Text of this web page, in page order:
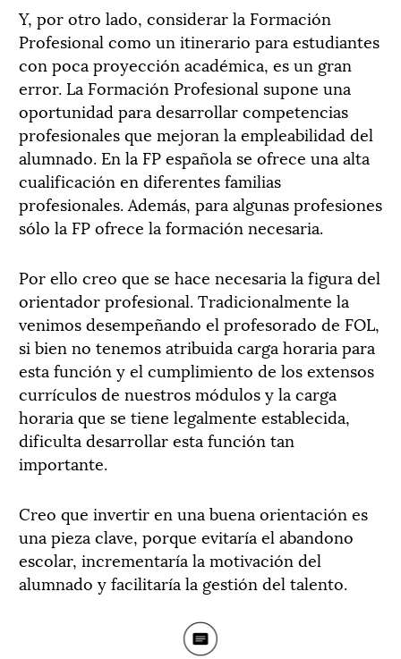
Y, por otro lado, considerar la Formación
Profesional como un itinerario para estudiantes
con poca proyección académica, es un gran
error. La Formación Profesional supone una
oportunidad para desarrollar competencias
profesionales que mejoran la empleabilidad del
alumnado. En la FP española se ofrece una alta
cualificación en diferentes familias
profesionales. Además, para algunas profesiones
sólo la FP ofrece la formación necesaria.
Por ello creo que se hace necesaria la figura del
orientador profesional. Tradicionalmente la
venimos desempeñando el profesorado de FOL,
si bien no tenemos atribuida carga horaria para
esta función y el cumplimiento de los extensos
currículos de nuestros módulos y la carga
horaria que se tiene legalmente establecida,
dificulta desarrollar esta función tan
importante.
Creo que invertir en una buena orientación es
una pieza clave, porque evitaría el abandono
escolar, incrementaría la motivación del
alumnado y facilitaría la gestión del talento.